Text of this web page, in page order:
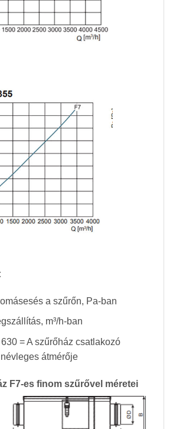
a szűrőn, Pa-ban
m³/h-ban
= A szűrőház csatlakozó
átmérője
F7-es finom szűrővel méretei